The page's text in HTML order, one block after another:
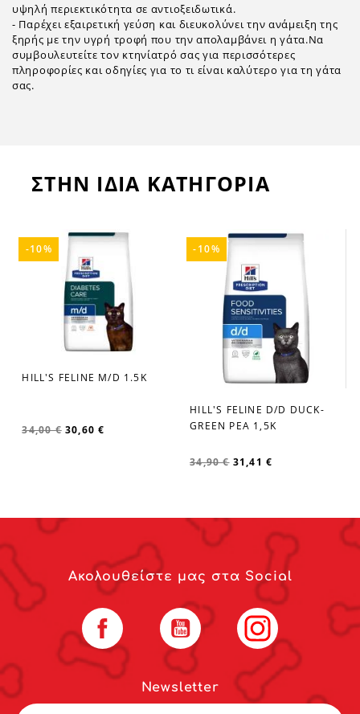
υψηλή περιεκτικότητα σε αντιοξειδωτικά.
- Παρέχει εξαιρετική γεύση και διευκολύνει την ανάμειξη της
ξηρής με την υγρή τροφή που την απολαμβάνει η γάτα.Να
συμβουλευτείτε τον κτηνίατρό σας για περισσότερες
πληροφορίες και οδηγίες για το τι είναι καλύτερο για τη γάτα
σας.
ΣΤΗΝ ΙΔΙΑ ΚΑΤΗΓΟΡΙΑ
favorite_border
HILL'S FELINE M/D 1.5K
34,00 € 30,60 €
-10%
favorite_border
HILL'S FELINE D/D DUCK-
GREEN PEA 1,5K
34,90 € 31,41 €
-10%
Newsletter
Ακολουθείστε μας στα Social
Facebook YouTube Instagram